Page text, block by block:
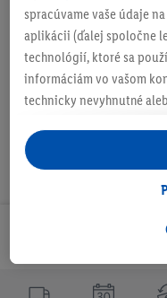
O produkte
spracúvame vaše údaje
aplikácii (ďalej spoločne
technológií, ktoré sa
informáciám vo vašom
technicky nevyhnutné
personalizovanú reklamu
ste účastníkom
aj údaje z vášho
následne si vytvoríte
ktorú tam uvediete, aby